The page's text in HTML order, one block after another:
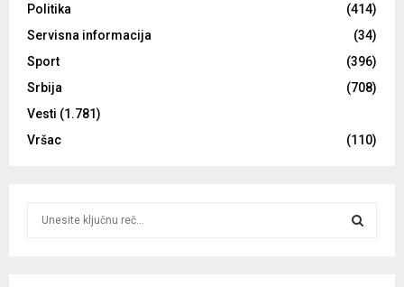
Politika
(414)
Servisna informacija
(34)
Sport
(396)
Srbija
(708)
Vesti (1.781)
Vršac
(110)